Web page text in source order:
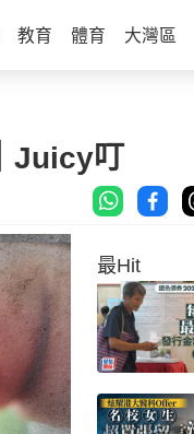
教育 體育 大灣區
Juicy叮
最Hit